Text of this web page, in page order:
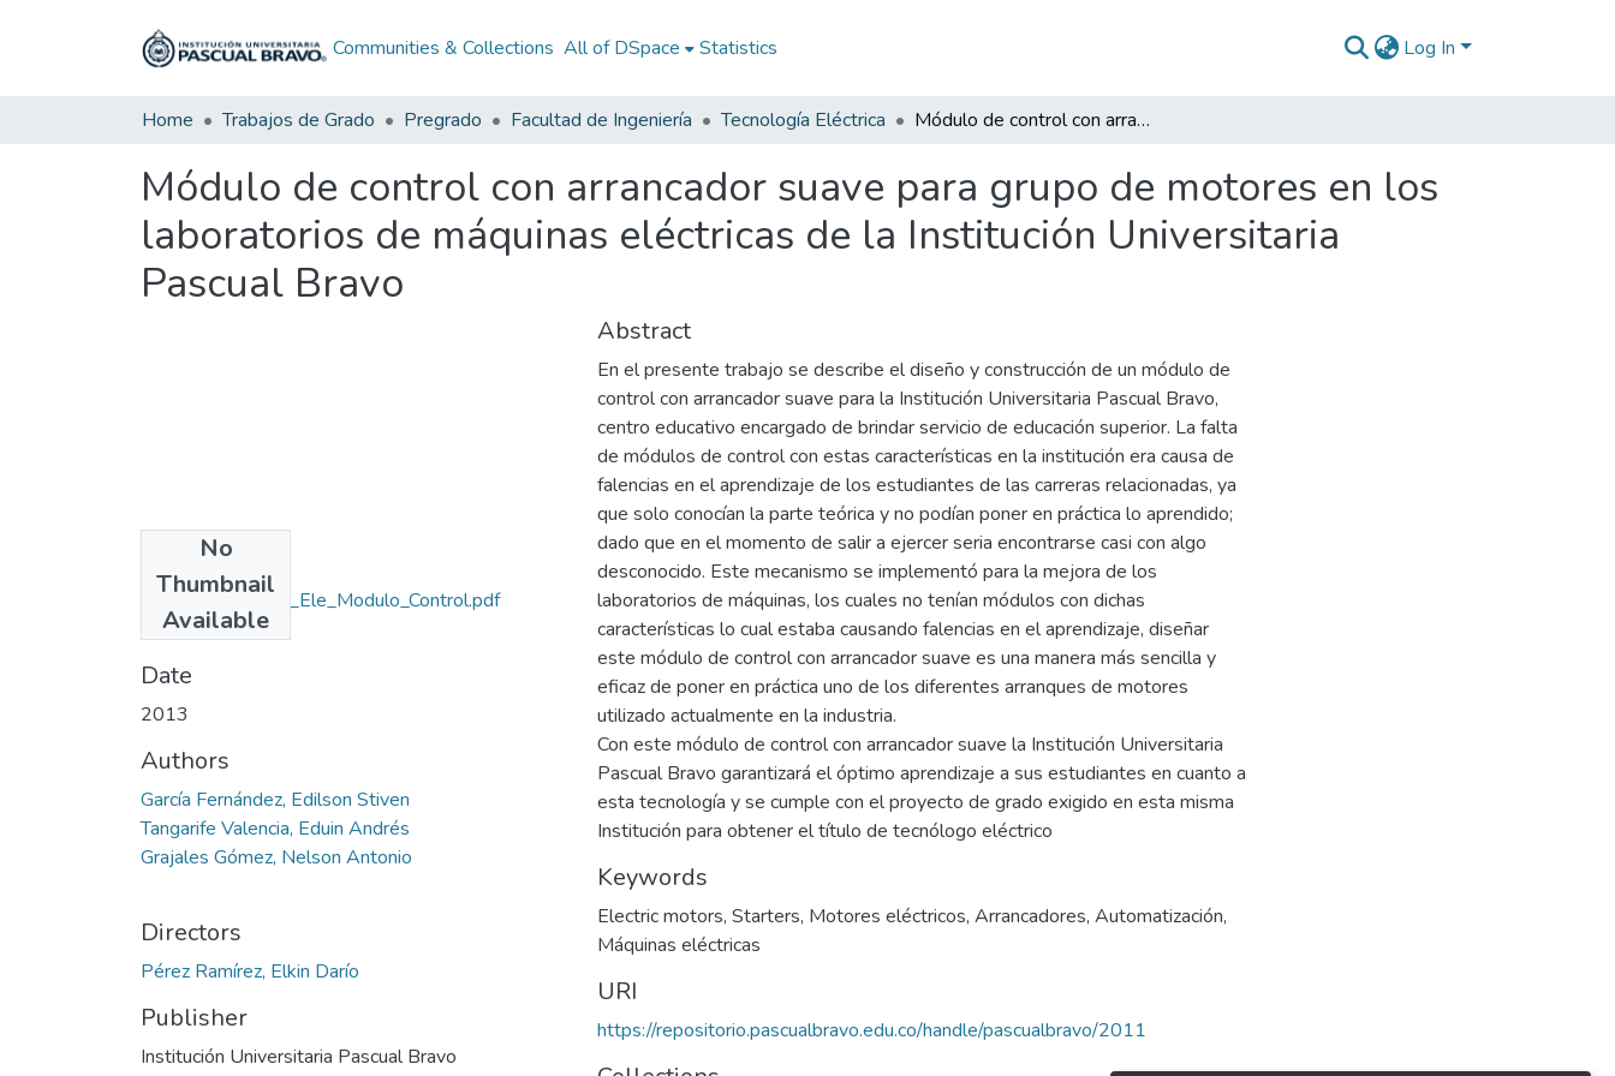
Communities & Collections All of DSpace Statistics Log In
Home Trabajos de Grado Pregrado Facultad de Ingeniería Tecnología Eléctrica Módulo de control con arrancador suave para grupo de motores en los laboratorios de máquinas eléctricas de la Institución Universitaria Pascual Bravo
Módulo de control con arrancador suave para grupo de motores en los
laboratorios de máquinas eléctricas de la Institución Universitaria
Pascual Bravo
No
Thumbnail
Available
Rep_IUPB_Tec_Ele_Modulo_Control.pdf
(713.58 KB)
Date
2013
Authors
García Fernández, Edilson Stiven
Tangarife Valencia, Eduin Andrés
Grajales Gómez, Nelson Antonio
Directors
Pérez Ramírez, Elkin Darío
Publisher
Institución Universitaria Pascual Bravo
Abstract
En el presente trabajo se describe el diseño y construcción de un módulo de
control con arrancador suave para la Institución Universitaria Pascual Bravo,
centro educativo encargado de brindar servicio de educación superior. La falta
de módulos de control con estas características en la institución era causa de
falencias en el aprendizaje de los estudiantes de las carreras relacionadas, ya
que solo conocían la parte teórica y no podían poner en práctica lo aprendido;
dado que en el momento de salir a ejercer seria encontrarse casi con algo
desconocido. Este mecanismo se implementó para la mejora de los
laboratorios de máquinas, los cuales no tenían módulos con dichas
características lo cual estaba causando falencias en el aprendizaje, diseñar
este módulo de control con arrancador suave es una manera más sencilla y
eficaz de poner en práctica uno de los diferentes arranques de motores
utilizado actualmente en la industria.
Con este módulo de control con arrancador suave la Institución Universitaria
Pascual Bravo garantizará el óptimo aprendizaje a sus estudiantes en cuanto a
esta tecnología y se cumple con el proyecto de grado exigido en esta misma
Institución para obtener el título de tecnólogo eléctrico
Keywords
Electric motors, Starters, Motores eléctricos, Arrancadores, Automatización,
Máquinas eléctricas
URI
https://repositorio.pascualbravo.edu.co/handle/pascualbravo/2011